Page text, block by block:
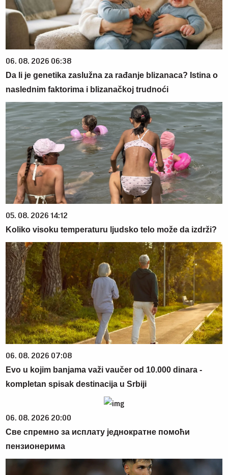
06. 08. 2026 06:38
Da li je genetika zaslužna za rađanje blizanaca? Istina o
naslednim faktorima i blizanačkoj trudnoći
05. 08. 2026 14:12
Koliko visoku temperaturu ljudsko telo može da izdrži?
06. 08. 2026 07:08
Evo u kojim banjama važi vaučer od 10.000 dinara -
kompletan spisak destinacija u Srbiji
06. 08. 2026 20:00
Све спремно за исплату једнократне помоћи
пензионерима